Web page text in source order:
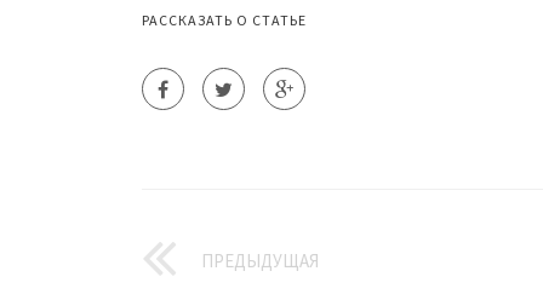
РАССКАЗАТЬ О СТАТЬЕ
ПРЕДЫДУЩАЯ